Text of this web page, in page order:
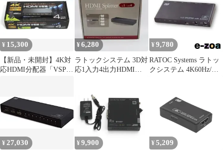
¥ 15,300
【新品・未開封】4K対
応HDMI分配器「VSP-
¥6,280
ラトックシステム 3D対
応1入力4出力HDMI分
¥ 9,780
RATOC Systems ラトッ
クシステム 4K60Hz/ダ
器 RS-HDSP2PA-4K
(2683276)
¥ 27,030 ¥ 9,900 ¥ 5,209